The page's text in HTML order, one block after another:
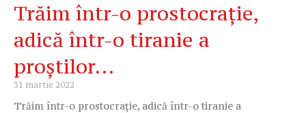
Trăim într-o prostocrație,
adică într-o tiranie a
proștilor…
31 martie 2022
Trăim într-o prostocrație, adică într-o tiranie a